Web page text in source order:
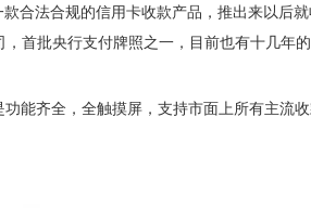
合法合规的信用卡收款产品，推出来以后
首批央行支付牌照之一，目前也有十几年
能齐全，全触摸屏，支持市面上所有主流